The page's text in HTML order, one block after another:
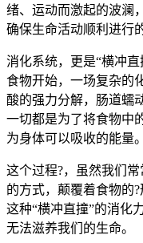
绪、运动而激起的波澜
确保生命活动顺利进行
消化系统，更是“横冲
食物开始，一场复杂的
酸的强力分解，肠道蠕
一切都是为了将食物中
为身体可以吸收的能量。
这个过程?，虽然我们
的方式，颠覆着食物的
这种“横冲直撞”的消化
无法滋养我们的生命。